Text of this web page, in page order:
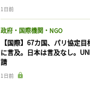
1日前
政府・国際機関・NGO
【国際】67カ国、パリ協定
に言及。日本は言及なし。
請
1日前